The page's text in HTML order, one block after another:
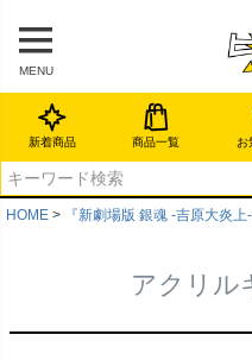
MENU
新着商品 商品一覧 お
HOME 『新劇場版 銀魂 -吉原大炎上-
アクリル